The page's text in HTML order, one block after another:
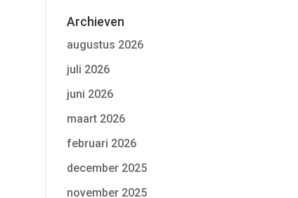
Archieven
augustus 2026
juli 2026
juni 2026
maart 2026
februari 2026
december 2025
november 2025